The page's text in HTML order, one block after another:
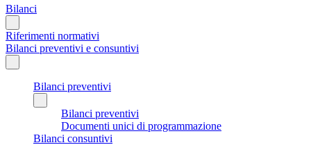
Bilanci
Riferimenti normativi
Bilanci preventivi e consuntivi
Bilanci preventivi
Bilanci preventivi
Documenti unici di programmazione
Bilanci consuntivi